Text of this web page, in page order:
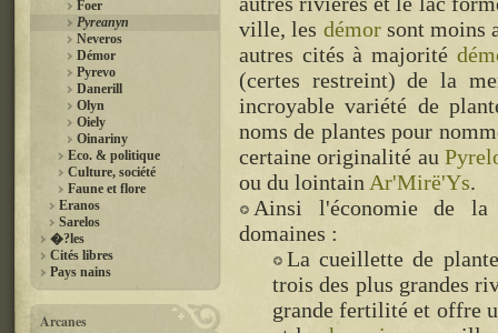
Foer
Pyreanyn
Neveros
Démor
Pyrevo
Danerill
Olyn
Oiely
Oinariny
Eco. & politique
Culture, société
Faune et flore
Eranos
Sarelos
�?les
Cités libres
Pays nains
Arcanes
ville, les démorsont moins
autres cités à majorité
(certes restreint) de la
incroyable variété de
noms de plantes pour
certaine originalité au
ou du lointain Ar'Mirë'Ys.
Ainsi l'économie de la
domaines :
La cueillette de
trois des plus grandes
grande fertilité et offre